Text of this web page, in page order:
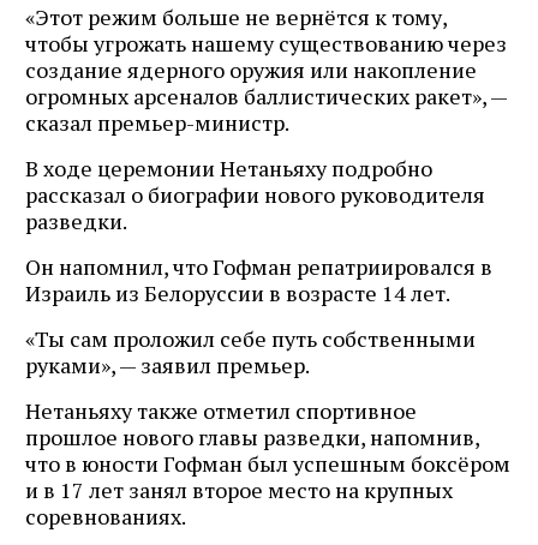
«Этот режим больше не вернётся к тому,
чтобы угрожать нашему существованию через
создание ядерного оружия или накопление
огромных арсеналов баллистических ракет», —
сказал премьер-министр.
В ходе церемонии Нетаньяху подробно
рассказал о биографии нового руководителя
разведки.
Он напомнил, что Гофман репатриировался в
Израиль из Белоруссии в возрасте 14 лет.
«Ты сам проложил себе путь собственными
руками», — заявил премьер.
Нетаньяху также отметил спортивное
прошлое нового главы разведки, напомнив,
что в юности Гофман был успешным боксёром
и в 17 лет занял второе место на крупных
соревнованиях.